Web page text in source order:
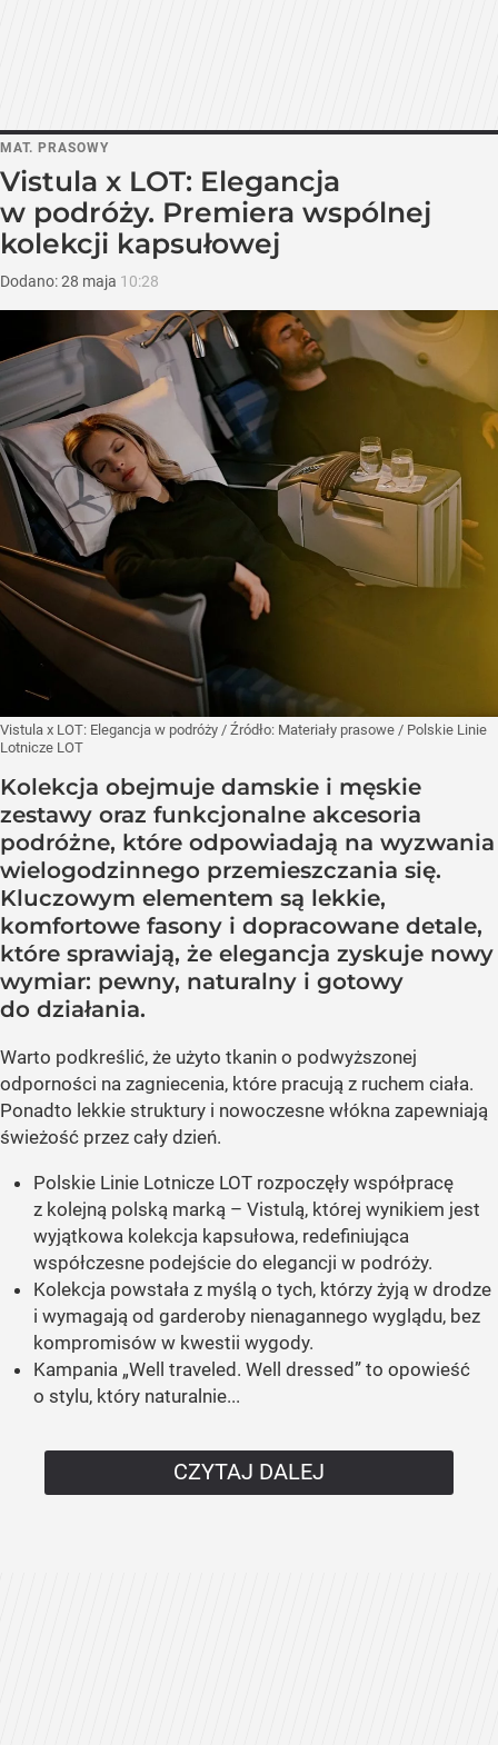
MAT. PRASOWY
Vistula x LOT: Elegancja
w podróży. Premiera wspólnej
kolekcji kapsułowej
Dodano:28 maja 10:28
Vistula x LOT: Elegancja w podróży / Źródło: Materiały prasowe / Polskie Linie
Lotnicze LOT
Kolekcja obejmuje damskie i męskie
zestawy oraz funkcjonalne akcesoria
podróżne, które odpowiadają na wyzwania
wielogodzinnego przemieszczania się.
Kluczowym elementem są lekkie,
komfortowe fasony i dopracowane detale,
które sprawiają, że elegancja zyskuje nowy
wymiar: pewny, naturalny i gotowy
do działania.
Warto podkreślić, że użyto tkanin o podwyższonej
odporności na zagniecenia, które pracują z ruchem ciała.
Ponadto lekkie struktury i nowoczesne włókna zapewniają
świeżość przez cały dzień.
Polskie Linie Lotnicze LOT rozpoczęły współpracę
z kolejną polską marką – Vistulą, której wynikiem jest
wyjątkowa kolekcja kapsułowa, redefiniująca
współczesne podejście do elegancji w podróży.
Kolekcja powstała z myślą o tych, którzy żyją w drodze
i wymagają od garderoby nienagannego wyglądu, bez
kompromisów w kwestii wygody.
Kampania „Well traveled. Well dressed” to opowieść
o stylu, który naturalnie...
CZYTAJ DALEJ